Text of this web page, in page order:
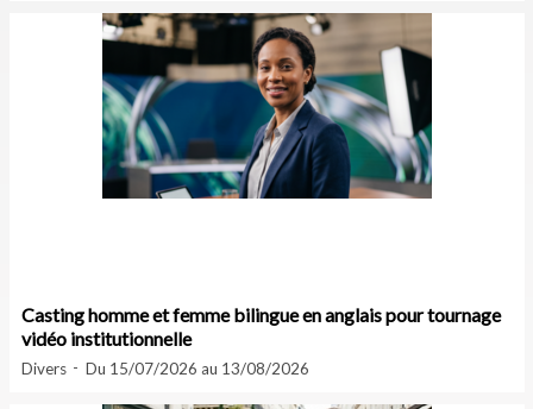
Casting homme et femme bilingue en anglais pour tournage
vidéo institutionnelle
Divers Du 15/07/2026 au 13/08/2026